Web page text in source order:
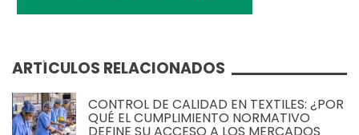
ARTÍCULOS RELACIONADOS
CONTROL DE CALIDAD EN TEXTILES: ¿POR
QUÉ EL CUMPLIMIENTO NORMATIVO